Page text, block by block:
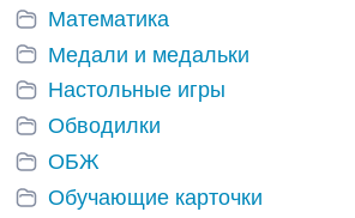
Математика
Медали и медальки
Настольные игры
Обводилки
ОБЖ
Обучающие карточки